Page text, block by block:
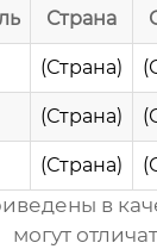
Страна
(Страна)
(Страна)
(Страна)
в
могут